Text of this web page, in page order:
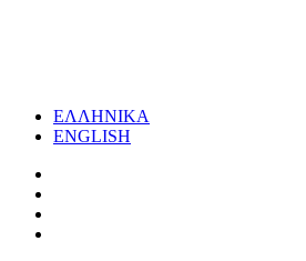
ΕΛΛΗΝΙΚΑ
ENGLISH